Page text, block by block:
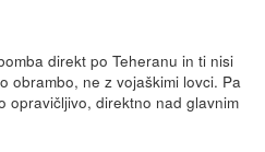
direkt po Teheranu in ti nisi
obrambo, ne z vojaškimi lovci. Pa
opravičljivo, direktno nad glavnim